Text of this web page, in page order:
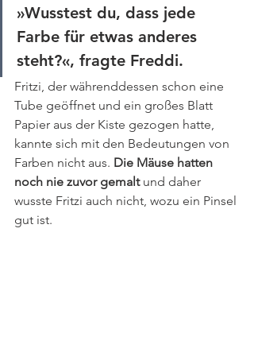
»Wusstest du, dass jede
Farbe für etwas anderes
steht?«, fragte Freddi.
Fritzi, der währenddessen schon eine
Tube geöffnet und ein großes Blatt
Papier aus der Kiste gezogen hatte,
kannte sich mit den Bedeutungen von
Farben nicht aus. Die Mäuse hatten
noch nie zuvor gemalt und daher
wusste Fritzi auch nicht, wozu ein Pinsel
gut ist.